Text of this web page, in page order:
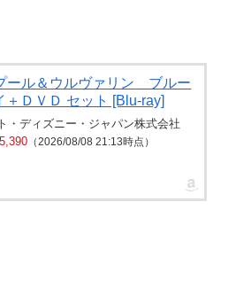
ール＆ウルヴァリン ブルー
＋ＤＶＤ セット [Blu-ray]
・ディズニー・ジャパン株式会社
（2026/08/08 21:13時点）